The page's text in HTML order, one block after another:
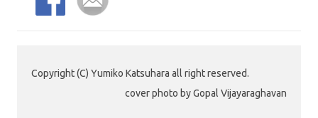
Copyright (C) Yumiko Katsuhara all right reserved.
cover photo by Gopal Vijayaraghavan